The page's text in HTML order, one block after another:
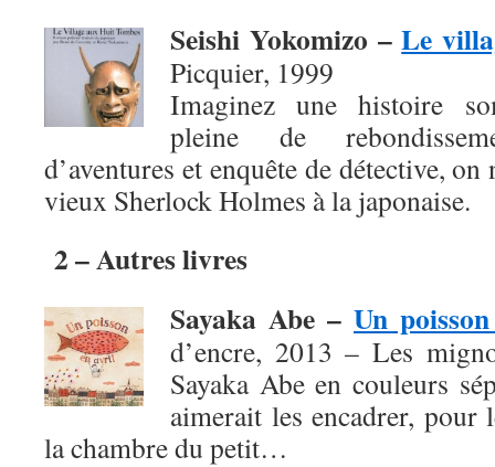
Seishi Yokomizo –Le
Picquier, 1999
Imaginez une histoire
pleine de
d’aventures et enquête de détective,
vieux Sherlock Holmes à la japonaise.
2 – Autres livres
Sayaka Abe – Un
d’encre, 2013 – Les
Sayaka Abe en couleurs
aimerait les encadrer, pour
la chambre du petit…